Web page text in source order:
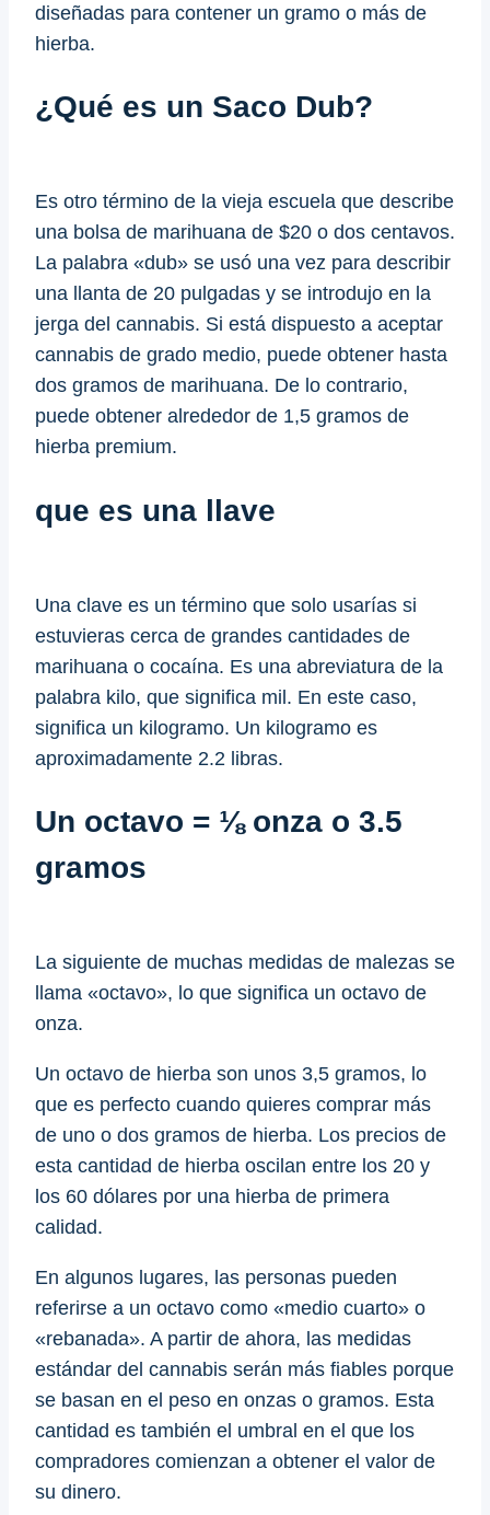
diseñadas para contener un gramo o más de
hierba.
¿Qué es un Saco Dub?
Es otro término de la vieja escuela que describe
una bolsa de marihuana de $20 o dos centavos.
La palabra «dub» se usó una vez para describir
una llanta de 20 pulgadas y se introdujo en la
jerga del cannabis. Si está dispuesto a aceptar
cannabis de grado medio, puede obtener hasta
dos gramos de marihuana. De lo contrario,
puede obtener alrededor de 1,5 gramos de
hierba premium.
que es una llave
Una clave es un término que solo usarías si
estuvieras cerca de grandes cantidades de
marihuana o cocaína. Es una abreviatura de la
palabra kilo, que significa mil. En este caso,
significa un kilogramo. Un kilogramo es
aproximadamente 2.2 libras.
Un octavo = ⅛ onza o 3.5
gramos
La siguiente de muchas medidas de malezas se
llama «octavo», lo que significa un octavo de
onza.
Un octavo de hierba son unos 3,5 gramos, lo
que es perfecto cuando quieres comprar más
de uno o dos gramos de hierba. Los precios de
esta cantidad de hierba oscilan entre los 20 y
los 60 dólares por una hierba de primera
calidad.
En algunos lugares, las personas pueden
referirse a un octavo como «medio cuarto» o
«rebanada». A partir de ahora, las medidas
estándar del cannabis serán más fiables porque
se basan en el peso en onzas o gramos. Esta
cantidad es también el umbral en el que los
compradores comienzan a obtener el valor de
su dinero.